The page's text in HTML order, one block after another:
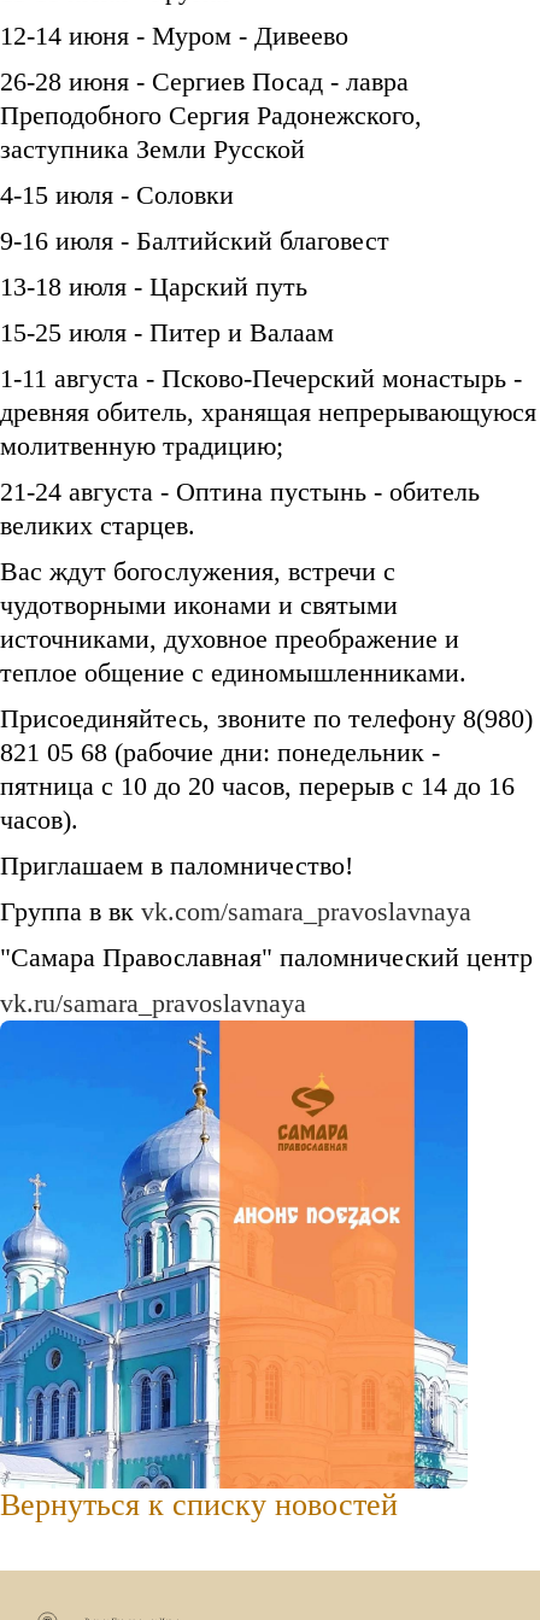
12-14 июня - Муром - Дивеево
26-28 июня - Сергиев Посад - лавра
Преподобного Сергия Радонежского,
заступника Земли Русской
4-15 июля - Соловки
9-16 июля - Балтийский благовест
13-18 июля - Царский путь
15-25 июля - Питер и Валаам
1-11 августа - Псково-Печерский монастырь -
древняя обитель, хранящая непрерывающуюся
молитвенную традицию;
21-24 августа - Оптина пустынь - обитель
великих старцев.
Вас ждут богослужения, встречи с
чудотворными иконами и святыми
источниками, духовное преображение и
теплое общение с единомышленниками.
Присоединяйтесь, звоните по телефону 8(980)
821 05 68 (рабочие дни: понедельник -
пятница с 10 до 20 часов, перерыв с 14 до 16
часов).
Приглашаем в паломничество!
Группа в вк vk.com/samara_pravoslavnaya
"Самара Православная" паломнический центр
vk.ru/samara_pravoslavnaya
Вернуться к списку новостей